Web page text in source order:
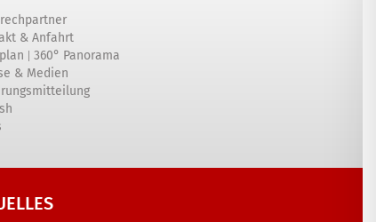
& Anfahrt
| 360° Panorama
& Medien